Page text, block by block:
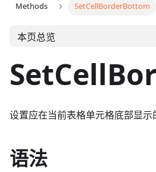
Methods
SetCellBorderBottom
本页总览
设置应在当前表格单元格底部显示
语法